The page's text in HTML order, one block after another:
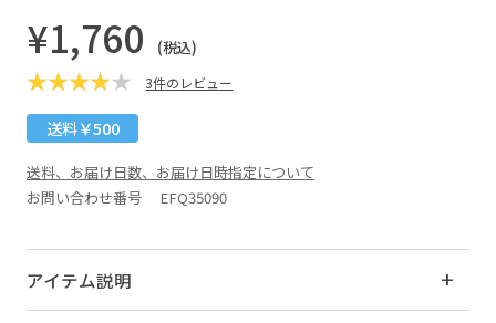
¥1,760 (税込)
3件のレビュー
送料￥500
送料、お届け日数、お届け日時指定について
お問い合わせ番号 EFQ35090
アイテム説明